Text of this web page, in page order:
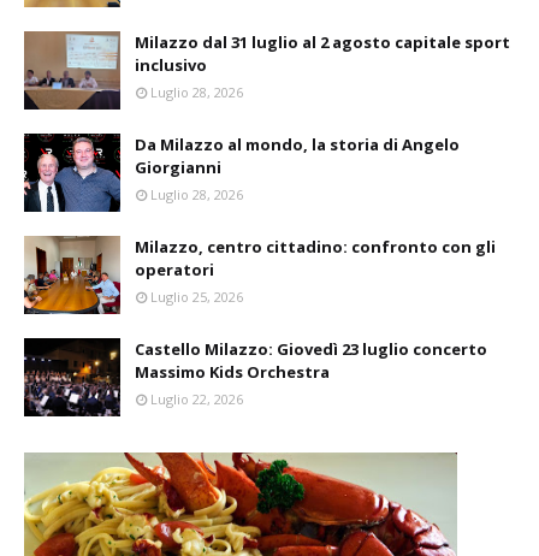
Milazzo dal 31 luglio al 2 agosto capitale sport
inclusivo
Luglio 28, 2026
Da Milazzo al mondo, la storia di Angelo
Giorgianni
Luglio 28, 2026
Milazzo, centro cittadino: confronto con gli
operatori
Luglio 25, 2026
Castello Milazzo: Giovedì 23 luglio concerto
Massimo Kids Orchestra
Luglio 22, 2026